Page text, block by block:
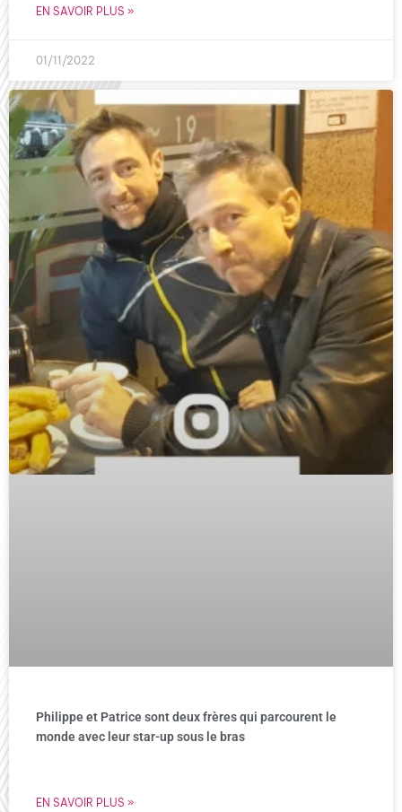
EN SAVOIR PLUS »
01/11/2022
Philippe et Patrice sont deux frères qui parcourent le
monde avec leur star-up sous le bras
EN SAVOIR PLUS »